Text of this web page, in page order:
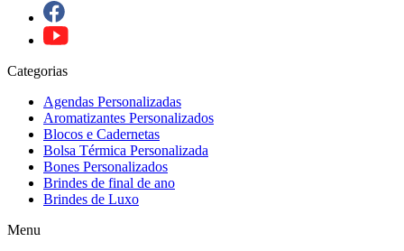
Categorias
Agendas Personalizadas
Aromatizantes Personalizados
Blocos e Cadernetas
Bolsa Térmica Personalizada
Bones Personalizados
Brindes de final de ano
Brindes de Luxo
Menu